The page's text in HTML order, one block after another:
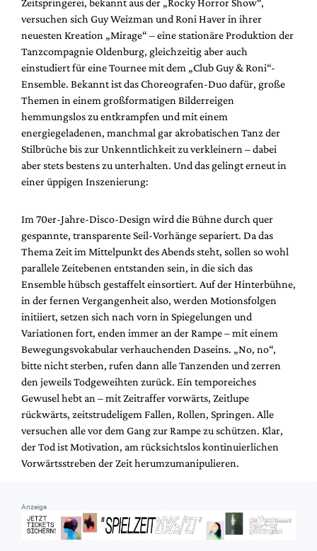
Podcast
Service
Shop / Abo
Newsletter
Redaktion
Autor:innen
Partner
Mediadaten
Suche
Zeitspringerei, bekannt aus der „Rocky Horror Show“,
versuchen sich Guy Weizman und Roni Haver in ihrer
neuesten Kreation „Mirage“ – eine stationäre Produktion der
Tanzcompagnie Oldenburg, gleichzeitig aber auch
einstudiert für eine Tournee mit dem „Club Guy & Roni“-
Ensemble. Bekannt ist das Choreografen-Duo dafür, große
Themen in einem großformatigen Bilderreigen
hemmungslos zu entkrampfen und mit einem
energiegeladenen, manchmal gar akrobatischen Tanz der
Stilbrüche bis zur Unkenntlichkeit zu verkleinern – dabei
aber stets bestens zu unterhalten. Und das gelingt erneut in
einer üppigen Inszenierung:
Im 70er-Jahre-Disco-Design wird die Bühne durch quer
gespannte, transparente Seil-Vorhänge separiert. Da das
Thema Zeit im Mittelpunkt des Abends steht, sollen so wohl
parallele Zeitebenen entstanden sein, in die sich das
Ensemble hübsch gestaffelt einsortiert. Auf der Hinterbühne,
in der fernen Vergangenheit also, werden Motionsfolgen
initiiert, setzen sich nach vorn in Spiegelungen und
Variationen fort, enden immer an der Rampe – mit einem
Bewegungsvokabular verhauchenden Daseins. „No, no“,
bitte nicht sterben, rufen dann alle Tanzenden und zerren
den jeweils Todgeweihten zurück. Ein temporeiches
Gewusel hebt an – mit Zeitraffer vorwärts, Zeitlupe
rückwärts, zeitstrudeligem Fallen, Rollen, Springen. Alle
versuchen alle vor dem Gang zur Rampe zu schützen. Klar,
der Tod ist Motivation, am rücksichtslos kontinuierlichen
Vorwärtsstreben der Zeit herumzumanipulieren.
Anzeige